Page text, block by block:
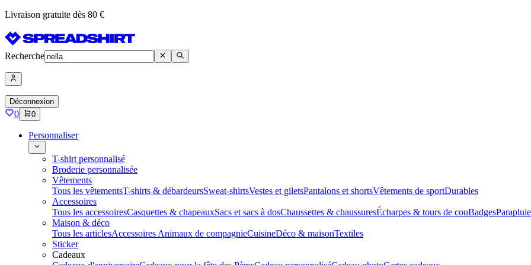
Livraison gratuite dès 80 €
Recherche
Déconnexion
0 0
Personnaliser
T-shirt personnalisé
Broderie personnalisée
Vêtements
Tous les vêtementsT-shirts & débardeursSweat-shirtsVestes et giletsPantalons et shortsVêtements de sportDurables
Accessoires
Tous les accessoiresCasquettes & chapeauxSacs et sacs à dosChaussettes & chaussuresÉcharpes & tours de couBadges
Maison & déco
Tous les articlesAccessoires Animaux de compagnieCuisineDéco & maisonTextiles
Sticker
Cadeaux